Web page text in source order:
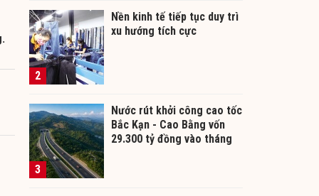
2
Nền kinh tế tiếp tục duy trì
xu hướng tích cực
3
Nước rút khởi công cao tốc
Bắc Kạn - Cao Bằng vốn
29.300 tỷ đồng vào tháng